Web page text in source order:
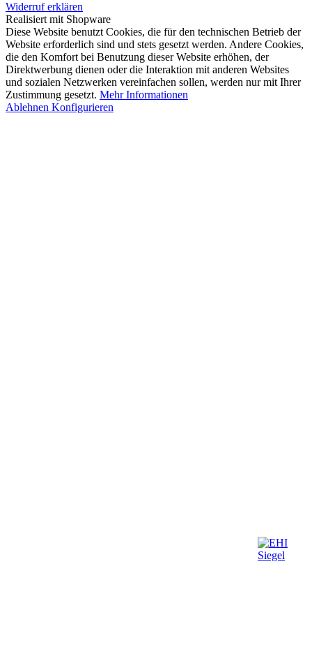
Widerruf erklären
Realisiert mit Shopware
Diese Website benutzt Cookies, die für den technischen Betrieb der
Website erforderlich sind und stets gesetzt werden. Andere Cookies,
die den Komfort bei Benutzung dieser Website erhöhen, der
Direktwerbung dienen oder die Interaktion mit anderen Websites
und sozialen Netzwerken vereinfachen sollen, werden nur mit Ihrer
Zustimmung gesetzt. Mehr Informationen
Ablehnen Konfigurieren